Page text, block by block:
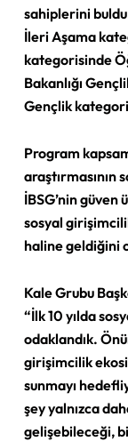
sahiplerini
İleri Aşama
kategorisinde
Bakanlığı
Gençlik
Program
araştırmasının
İBSG’nin
sosyal
haline geldiğini
Kale Grubu
“İlk 10 yılda
odaklandık.
girişimcilik
sunmayı
şey yalnızca
gelişebileceği,